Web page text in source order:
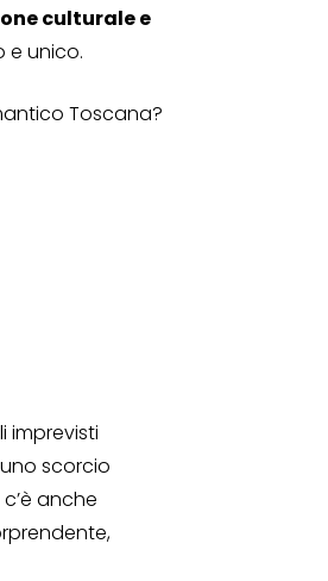
culturale e
e unico.
Toscana?
imprevisti
scorcio
anche